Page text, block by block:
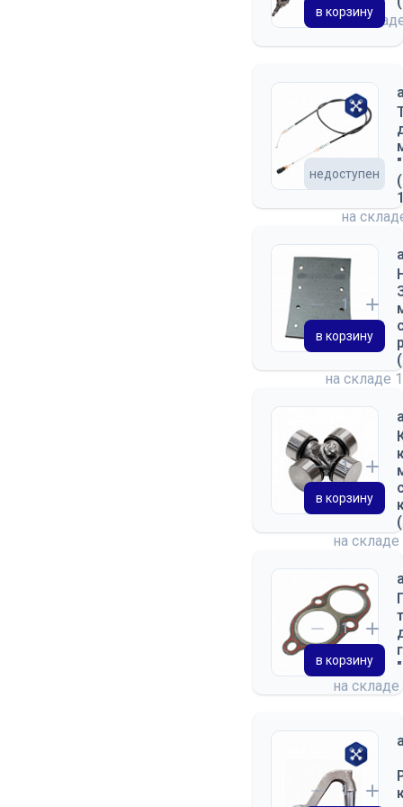
на
в корзину
на
недоступен
на складе
в корзину
на складе
в корзину
на складе
в корзину